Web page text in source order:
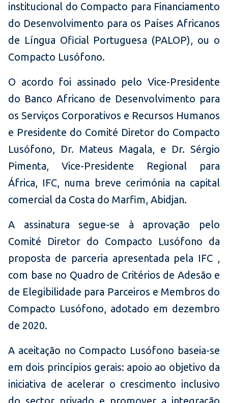
institucional do Compacto para Financiamento
do Desenvolvimento para os Países Africanos
de Língua Oficial Portuguesa (PALOP), ou o
Compacto Lusófono.
O acordo foi assinado pelo Vice-Presidente
do Banco Africano de Desenvolvimento para
os Serviços Corporativos e Recursos Humanos
e Presidente do Comité Diretor do Compacto
Lusófono, Dr. Mateus Magala, e Dr. Sérgio
Pimenta, Vice-Presidente Regional para
África, IFC, numa breve cerimónia na capital
comercial da Costa do Marfim, Abidjan.
A assinatura segue-se à aprovação pelo
Comité Diretor do Compacto Lusófono da
proposta de parceria apresentada pela IFC ,
com base no Quadro de Critérios de Adesão e
de Elegibilidade para Parceiros e Membros do
Compacto Lusófono, adotado em dezembro
de 2020.
A aceitação no Compacto Lusófono baseia-se
em dois princípios gerais: apoio ao objetivo da
iniciativa de acelerar o crescimento inclusivo